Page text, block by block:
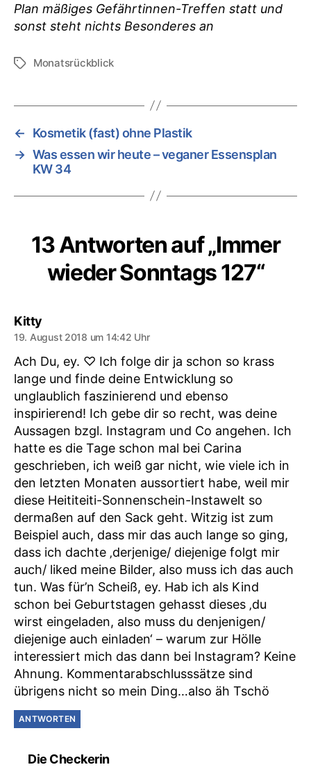
Plan mäßiges Gefährtinnen-Treffen statt und
sonst steht nichts Besonderes an
Schlagwörter
Monatsrückblick
←
Kosmetik (fast) ohne Plastik
→ Was essen wir heute – veganer Essensplan
KW 34
13 Antworten auf „Immer
wieder Sonntags 127“
Kittysagt:
19. August 2018 um 14:42 Uhr
Ach Du, ey. ♡ Ich folge dir ja schon so krass
lange und finde deine Entwicklung so
unglaublich faszinierend und ebenso
inspirierend! Ich gebe dir so recht, was deine
Aussagen bzgl. Instagram und Co angehen. Ich
hatte es die Tage schon mal bei Carina
geschrieben, ich weiß gar nicht, wie viele ich in
den letzten Monaten aussortiert habe, weil mir
diese Heititeiti-Sonnenschein-Instawelt so
dermaßen auf den Sack geht. Witzig ist zum
Beispiel auch, dass mir das auch lange so ging,
dass ich dachte ‚derjenige/ diejenige folgt mir
auch/ liked meine Bilder, also muss ich das auch
tun. Was für’n Scheiß, ey. Hab ich als Kind
schon bei Geburtstagen gehasst dieses ‚du
wirst eingeladen, also muss du denjenigen/
diejenige auch einladen‘ – warum zur Hölle
interessiert mich das dann bei Instagram? Keine
Ahnung. Kommentarabschlusssätze sind
übrigens nicht so mein Ding…also äh Tschö
ANTWORTEN
Die Checkerinsagt: